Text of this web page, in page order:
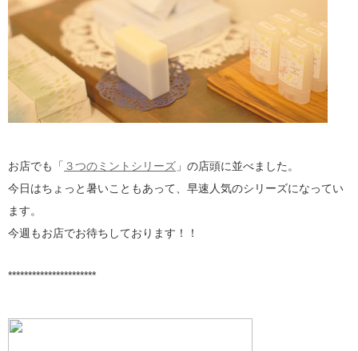
お店でも「 ３つのミントシリーズ 」の店頭に並べました。
今日はちょっと暑いこともあって、早速人気のシリーズになってい
ます。
今週もお店でお待ちしております！！
**********************